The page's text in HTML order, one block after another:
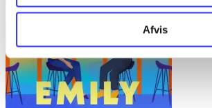
Afvis